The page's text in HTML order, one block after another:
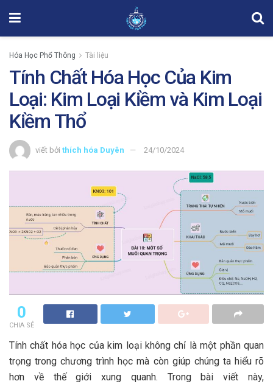
Hóa Học Phổ Thông Tài liệu
Tính Chất Hóa Học Của Kim
Loại: Kim Loại Kiềm và Kim Loại
Kiềm Thổ
viết bởi thích hóa Duyên 24/10/2024
0
CHIA SẺ
Tính chất hóa học của kim loại không chỉ là một phần quan
trọng trong chương trình học mà còn giúp chúng ta hiểu rõ
hơn về thế giới xung quanh. Trong bài viết này,